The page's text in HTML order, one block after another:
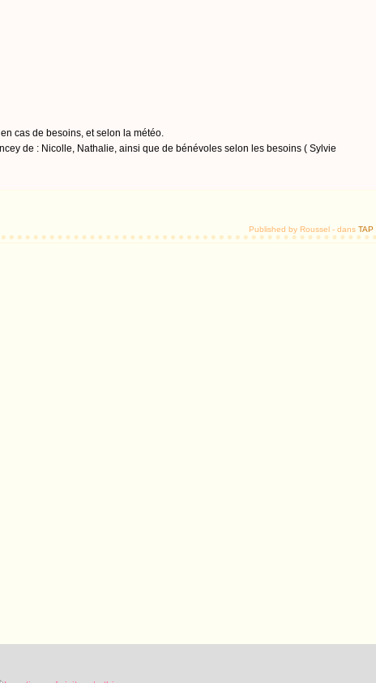
cas de besoins, et selon la météo.
de : Nicolle, Nathalie, ainsi que de bénévoles selon les besoins ( Sylvie
Published by Roussel - dansTAP